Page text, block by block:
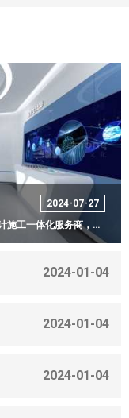
2024-07-27
深圳市神马文化科技发展有限公司是一家展厅设计施工一体化服务商，致力于为企业、产业园、政府部门提供党建展厅、干细胞展厅、数字展馆等多媒体展览展示综合解决方案的设计、策划、研发及一体化综合服务。
2024-01-04
2024-01-04
2024-01-04